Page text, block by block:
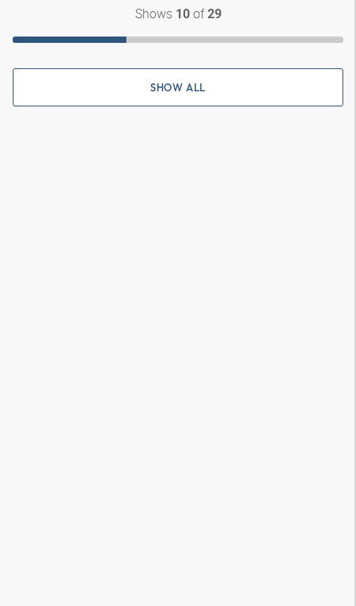
Shows 10of29
SHOW ALL